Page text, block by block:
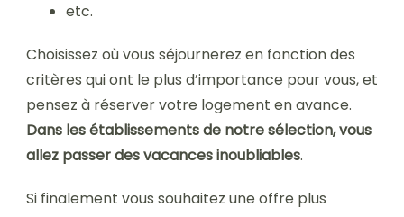
etc.
Choisissez où vous séjournerez en fonction des
critères qui ont le plus d’importance pour vous, et
pensez à réserver votre logement en avance.
Dans les établissements de notre sélection, vous
allez passer des vacances inoubliables.
Si finalement vous souhaitez une offre plus